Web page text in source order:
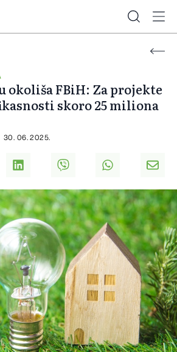
okoliša FBiH: Za projekte
skoro 25 miliona
30. 06. 2025.